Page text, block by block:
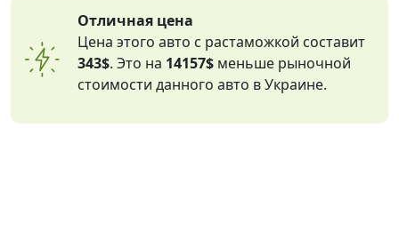
Отличная цена
Цена этого авто с растаможкой составит
343$. Это на 14157$ меньше рыночной
стоимости данного авто в Украине.